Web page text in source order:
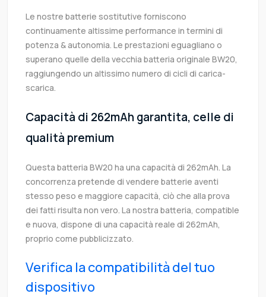
Le nostre batterie sostitutive forniscono
continuamente altissime performance in termini di
potenza & autonomia. Le prestazioni eguagliano o
superano quelle della vecchia batteria originale BW20,
raggiungendo un altissimo numero di cicli di carica-
scarica.
Capacità di 262mAh garantita, celle di
qualità premium
Questa batteria BW20 ha una capacità di 262mAh. La
concorrenza pretende di vendere batterie aventi
stesso peso e maggiore capacità, ciò che alla prova
dei fatti risulta non vero. La nostra batteria, compatible
e nuova, dispone di una capacità reale di 262mAh,
proprio come pubblicizzato.
Verifica la compatibilità del tuo
dispositivo